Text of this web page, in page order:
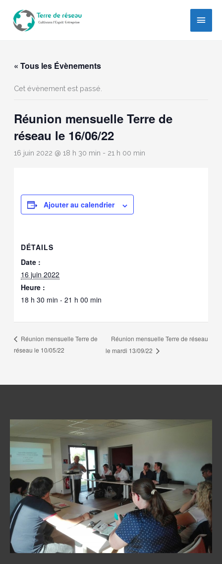
contenu
« Tous les Évènements
Cet évènement est passé.
Réunion mensuelle Terre de
réseau le 16/06/22
16 juin 2022 @ 18 h 30 min - 21 h 00 min
Ajouter au calendrier
DÉTAILS
Date :
16 juin 2022
Heure :
18 h 30 min - 21 h 00 min
Réunion mensuelle Terre de
réseau le 10/05/22
Réunion mensuelle Terre de réseau
le mardi 13/09/22